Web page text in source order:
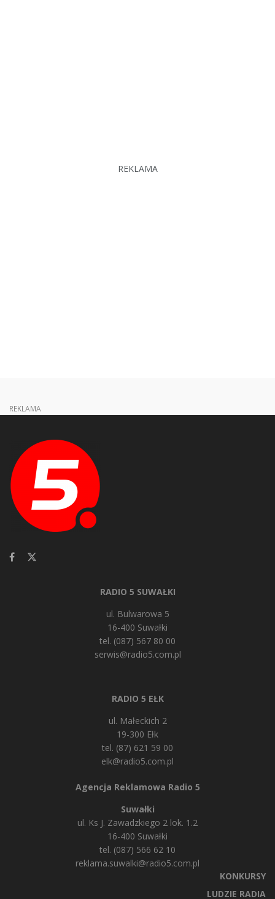
REKLAMA
REKLAMA
RADIO 5 SUWAŁKI
ul. Bulwarowa 5
16-400 Suwałki
tel. (087) 567 80 00
serwis@radio5.com.pl
RADIO 5 EŁK
ul. Małeckich 2
19-300 Ełk
tel. (87) 621 59 00
elk@radio5.com.pl
Agencja Reklamowa Radio 5
Suwałki
ul. Ks J. Zawadzkiego 2 lok. 1.2
16-400 Suwałki
tel. (087) 566 62 10
reklama.suwalki@radio5.com.pl
KONKURSY
LUDZIE RADIA